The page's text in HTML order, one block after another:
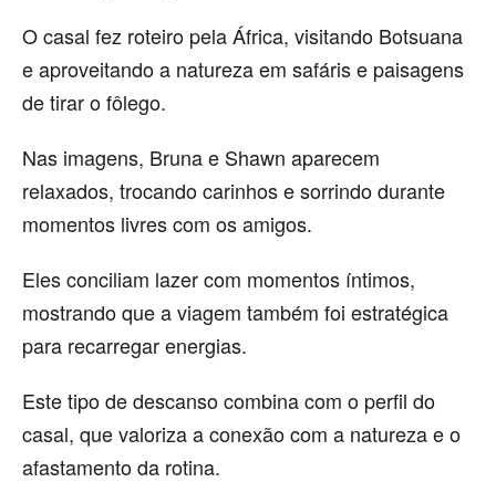
O casal fez roteiro pela África, visitando Botsuana
e aproveitando a natureza em safáris e paisagens
de tirar o fôlego.
Nas imagens, Bruna e Shawn aparecem
relaxados, trocando carinhos e sorrindo durante
momentos livres com os amigos.
Eles conciliam lazer com momentos íntimos,
mostrando que a viagem também foi estratégica
para recarregar energias.
Este tipo de descanso combina com o perfil do
casal, que valoriza a conexão com a natureza e o
afastamento da rotina.